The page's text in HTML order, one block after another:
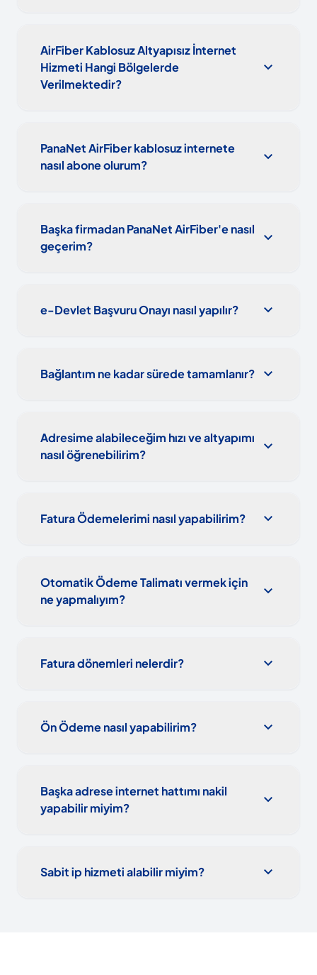
AirFiber Kablosuz Altyapısız İnternet
Hizmeti Hangi Bölgelerde
Verilmektedir?
expand_more
PanaNet AirFiber kablosuz internete
nasıl abone olurum?
expand_more
Başka firmadan PanaNet AirFiber'e nasıl
geçerim?
expand_more
e-Devlet Başvuru Onayı nasıl yapılır? expand_more
Bağlantım ne kadar sürede tamamlanır? expand_more
Adresime alabileceğim hızı ve altyapımı
nasıl öğrenebilirim?
expand_more
Fatura Ödemelerimi nasıl yapabilirim? expand_more
Otomatik Ödeme Talimatı vermek için
ne yapmalıyım?
expand_more
Fatura dönemleri nelerdir? expand_more
Ön Ödeme nasıl yapabilirim? expand_more
Başka adrese internet hattımı nakil
yapabilir miyim?
expand_more
Sabit ip hizmeti alabilir miyim? expand_more